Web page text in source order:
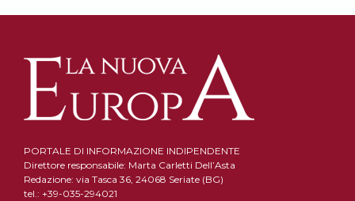
PORTALE DI INFORMAZIONE INDIPENDENTE
Direttore responsabile: Marta Carletti Dell’Asta
Redazione: via Tasca 36, 24068 Seriate (BG)
tel.: +39-035-294021